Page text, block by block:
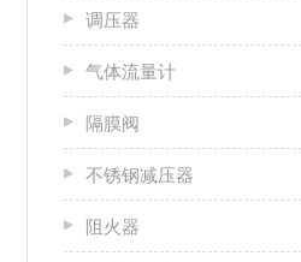
调压器
气体流量计
隔膜阀
不锈钢减压器
阻火器